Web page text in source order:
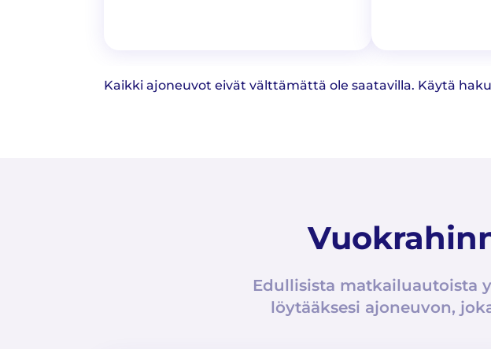
Kaikki ajoneuvot eivät välttämättä ole saatavilla. Käytä
Edullisista matkailuautoista
löytääksesi ajoneuvon,